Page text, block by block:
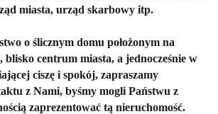
miasta, urząd skarbowy itp.
o ślicznym domu położonym na
blisko centrum miasta, a jednocześnie w
ciszę i spokój, zapraszamy
z Nami, byśmy mogli Państwu z
zaprezentować tą nieruchomość.